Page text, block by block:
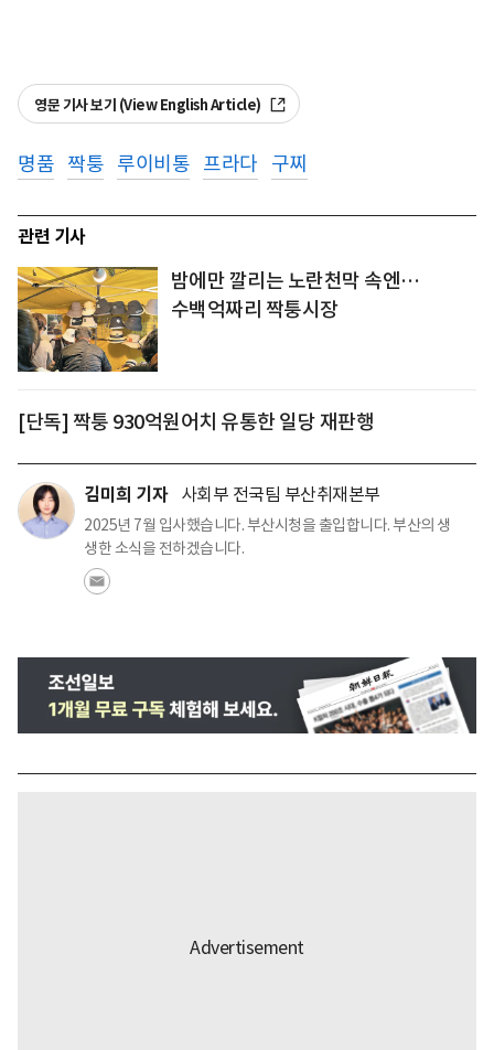
영문 기사 보기 (View English Article)
명품 짝퉁 루이비통 프라다 구찌
관련 기사
밤에만 깔리는 노란천막 속엔…
수백억짜리 짝퉁시장
[단독] 짝퉁 930억원어치 유통한 일당 재판행
김미희 기자 사회부 전국팀 부산취재본부
2025년 7월 입사했습니다. 부산시청을 출입합니다. 부산의 생
생한 소식을 전하겠습니다.